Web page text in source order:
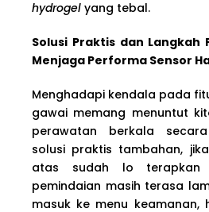
hydrogel yang tebal.
Solusi Praktis dan Langkah
Menjaga Performa Sensor
Menghadapi kendala pada
gawai memang menuntut
perawatan berkala
solusi praktis tambahan,
atas sudah lo terapkan
pemindaian masih terasa
masuk ke menu keamanan,